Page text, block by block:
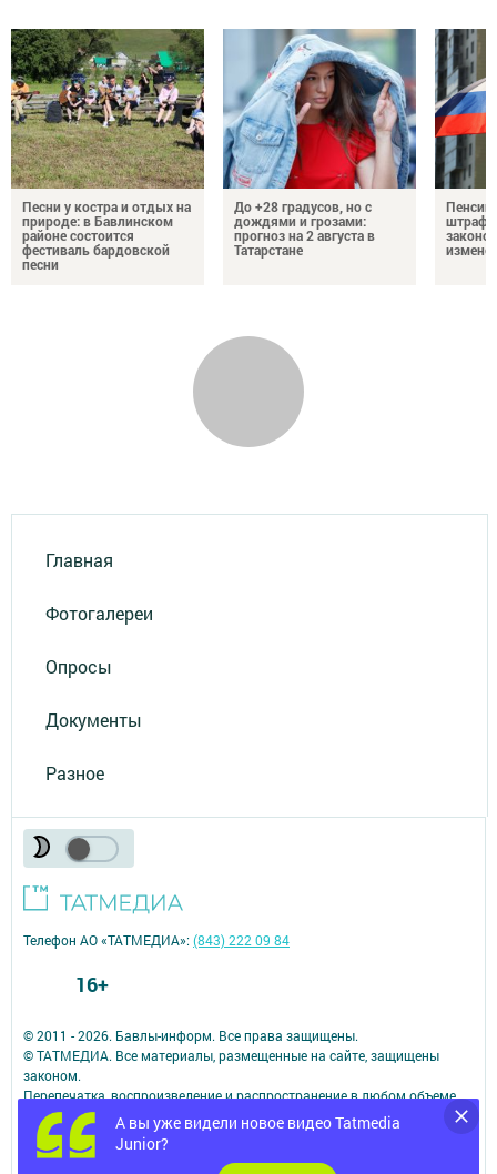
Песни у костра и отдых на
природе: в Бавлинском
районе состоится
фестиваль бардовской
песни
До +28 градусов, но с
дождями и грозами:
прогноз на 2 августа в
Татарстане
Главная
Фотогалереи
Опросы
Документы
Разное
А вы уже видели новое видео Tatmedia
Junior?
© 2011 - 2026. Бавлы-информ. Все права защищены.
© ТАТМЕДИА. Все материалы, размещенные на сайте, защищены
законом.
Перепечатка, воспроизведение и распространение в любом объеме
информации,
размещенной на сайте, возможна только с письменного согласия
редакций СМИ.
Телефон АО «ТАТМЕДИА»:(843) 222 09 84
16+